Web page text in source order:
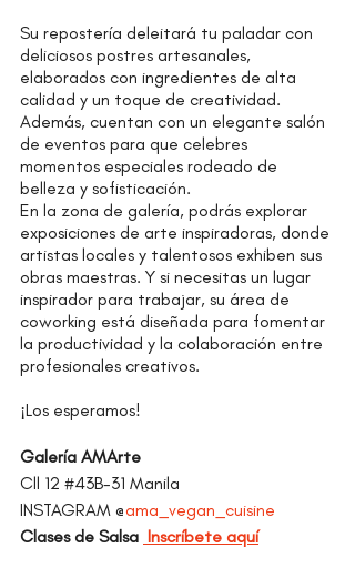
Su repostería deleitará tu paladar con
deliciosos postres artesanales,
elaborados con ingredientes de alta
calidad y un toque de creatividad.
Además, cuentan con un elegante salón
de eventos para que celebres
momentos especiales rodeado de
belleza y sofisticación.
En la zona de galería, podrás explorar
exposiciones de arte inspiradoras, donde
artistas locales y talentosos exhiben sus
obras maestras. Y si necesitas un lugar
inspirador para trabajar, su área de
coworking está diseñada para fomentar
la productividad y la colaboración entre
profesionales creativos.
¡Los esperamos!
Galería AMArte
Cll 12 #43B-31 Manila
INSTAGRAM @ama_vegan_cuisine
Clases de Salsa Inscríbete aquí